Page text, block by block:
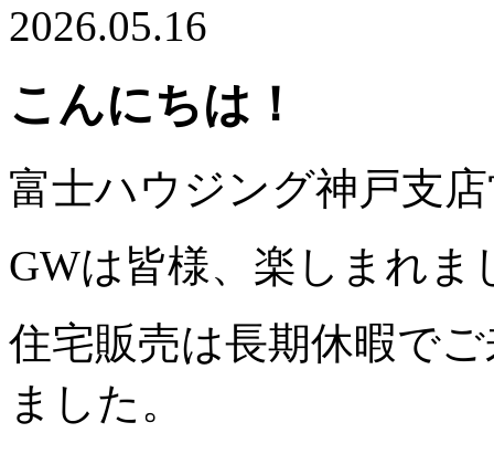
2026.05.16
こんにちは！
富士ハウジング神戸支
GWは皆様、楽しまれま
住宅販売は長期休暇で
ました。